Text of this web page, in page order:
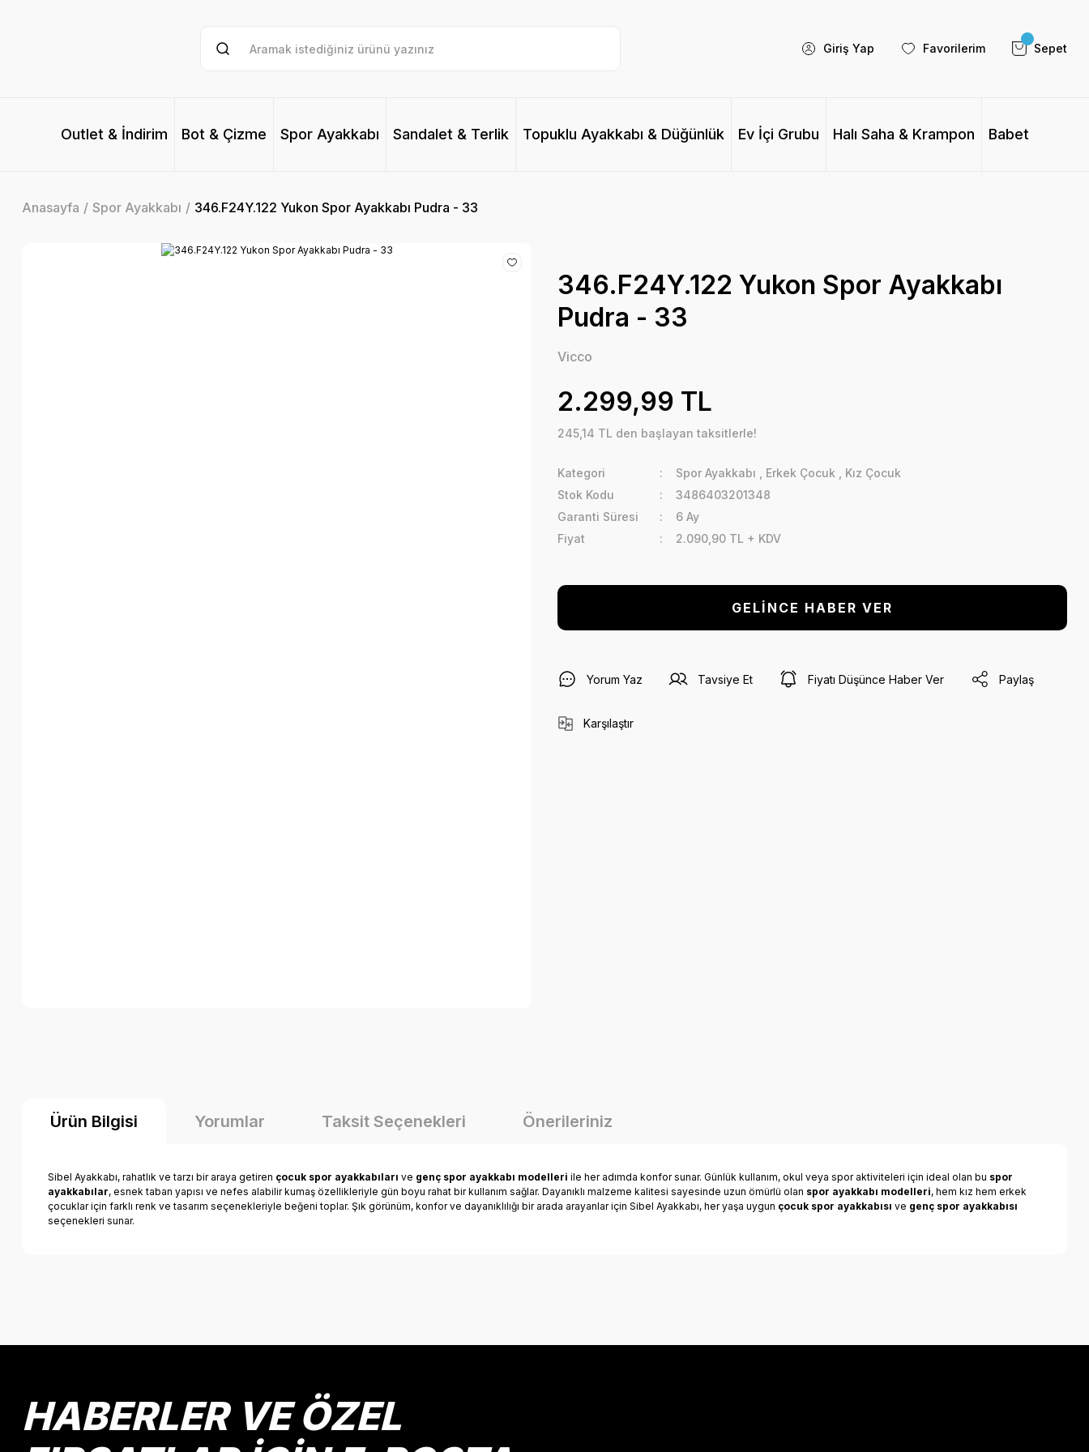
Giriş Yap Favorilerim Sepet
Outlet & İndirim Bot & Çizme Spor Ayakkabı Sandalet & Terlik Topuklu Ayakkabı & Düğünlük Ev İçi Grubu Halı Saha & Krampon Babet
Anasayfa Spor Ayakkabı 346.F24Y.122 Yukon Spor Ayakkabı Pudra - 33
346.F24Y.122 Yukon Spor Ayakkabı
Pudra - 33
Vicco
2.299,99 TL
245,14 TL den başlayan taksitlerle!
Kategori Spor Ayakkabı Erkek Çocuk
Kız Çocuk
Stok Kodu
3486403201348
Garanti Süresi
6 Ay
Fiyat
2.090,90 TL + KDV
GELİNCE HABER VER
Yorum Yaz Tavsiye Et Fiyatı Düşünce Haber Ver Paylaş
Karşılaştır
Ürün Bilgisi Yorumlar Taksit Seçenekleri Önerileriniz
Sibel Ayakkabı, rahatlık ve tarzı bir araya getiren çocuk spor ayakkabıları ve genç spor ayakkabı modelleri ile her adımda konfor sunar. Günlük kullanım, okul veya spor aktiviteleri için ideal olan bu spor
ayakkabılar, esnek taban yapısı ve nefes alabilir kumaş özellikleriyle gün boyu rahat bir kullanım sağlar. Dayanıklı malzeme kalitesi sayesinde uzun ömürlü olan spor ayakkabı modelleri, hem kız hem erkek
çocuklar için farklı renk ve tasarım seçenekleriyle beğeni toplar. Şık görünüm, konfor ve dayanıklılığı bir arada arayanlar için Sibel Ayakkabı, her yaşa uygun çocuk spor ayakkabısı ve genç spor ayakkabısı
seçenekleri sunar.
Ürün resmi kalitesiz, bozuk veya görüntülenemiyor.
Ürün fiyatı diğer sitelerden daha pahalı.
Bu ürüne benzer farklı alternatifler olmalı.
HABERLER VE ÖZEL